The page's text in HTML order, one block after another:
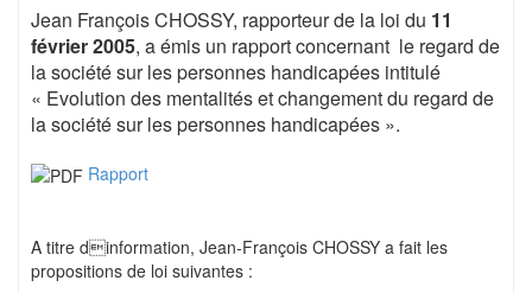
Jean François CHOSSY, rapporteur de la loi du 11
février 2005, a émis un rapport concernant le regard de
la société sur les personnes handicapées intitulé
« Evolution des mentalités et changement du regard de
la société sur les personnes handicapées ».
Rapport
A titre dinformation, Jean-François CHOSSY a fait les
propositions de loi suivantes :